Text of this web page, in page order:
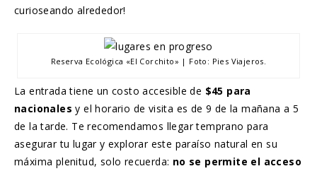
curioseando alrededor!
Reserva Ecológica «El Corchito» | Foto: Pies Viajeros.
La entrada tiene un costo accesible de $45 para
nacionales y el horario de visita es de 9 de la mañana a 5
de la tarde. Te recomendamos llegar temprano para
asegurar tu lugar y explorar este paraíso natural en su
máxima plenitud, solo recuerda: no se permite el acceso